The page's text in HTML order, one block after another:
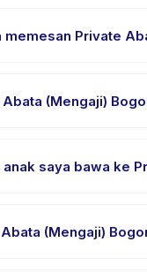
memesan Private
berhasil.
Abata (Mengaji)
saya bawa ke
(Mengaji)